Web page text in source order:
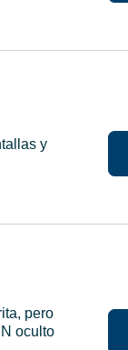
y
pero
oculto